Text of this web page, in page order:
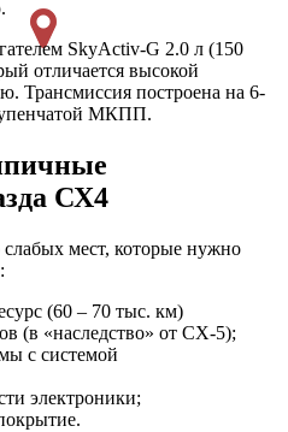
SkyActiv-G 2.0 л (150
отличается высокой
Трансмиссия построена на 6-
МКПП.
СХ4
мест, которые нужно
(60 – 70 тыс. км)
(в «наследство» от СХ-5);
с системой
электроники;